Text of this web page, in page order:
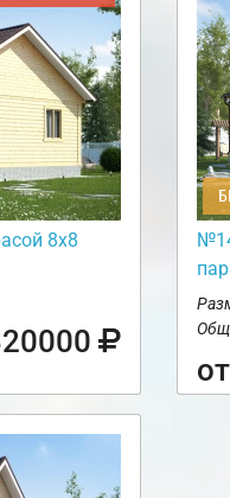
8х8